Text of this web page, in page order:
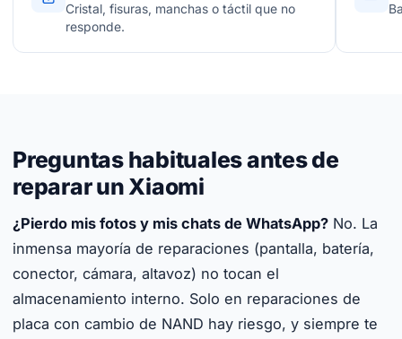
Cristal, fisuras, manchas o táctil que no
responde.
Preguntas habituales antes de
reparar un Xiaomi
¿Pierdo mis fotos y mis chats de WhatsApp? No. La
inmensa mayoría de reparaciones (pantalla, batería,
conector, cámara, altavoz) no tocan el
almacenamiento interno. Solo en reparaciones de
placa con cambio de NAND hay riesgo, y siempre te